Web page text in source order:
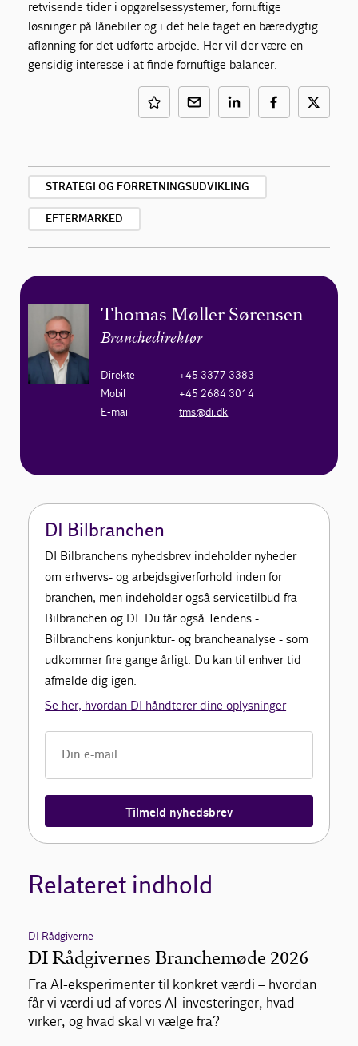
retvisende tider i opgørelsessystemer, fornuftige
løsninger på lånebiler og i det hele taget en bæredygtig
aflønning for det udførte arbejde. Her vil der være en
gensidig interesse i at finde fornuftige balancer.
STRATEGI OG FORRETNINGSUDVIKLING
EFTERMARKED
Thomas Møller Sørensen
Branchedirektør
Direkte
+45 3377 3383
Mobil
+45 2684 3014
E-mail
tms@di.dk
DI Bilbranchen
DI Bilbranchens nyhedsbrev indeholder nyheder
om erhvervs- og arbejdsgiverforhold inden for
branchen, men indeholder også servicetilbud fra
Bilbranchen og DI. Du får også Tendens -
Bilbranchens konjunktur- og brancheanalyse - som
udkommer fire gange årligt. Du kan til enhver tid
afmelde dig igen.
Se her, hvordan DI håndterer dine oplysninger
Tilmeld nyhedsbrev
Relateret indhold
DI Rådgiverne
DI Rådgivernes Branchemøde 2026
Fra AI-eksperimenter til konkret værdi – hvordan
får vi værdi ud af vores AI-investeringer, hvad
virker, og hvad skal vi vælge fra?